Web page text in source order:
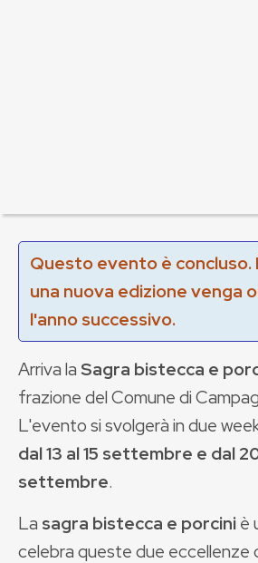
Questo evento è concluso.
una nuova edizione venga
l'anno successivo.
Arriva laSagra bistecca e
frazione del Comune di
L'evento si svolgerà in due
dal 13 al 15 settembre e dal
settembre.
La sagra bistecca e porciniè
celebra queste due eccellenze